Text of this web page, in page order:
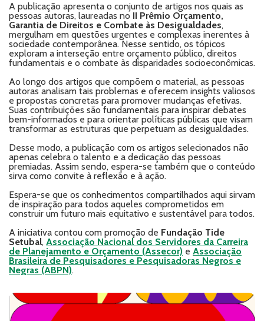
A publicação apresenta o conjunto de artigos nos quais as
pessoas autoras, laureadas no II Prêmio Orçamento,
Garantia de Direitos e Combate às Desigualdades,
mergulham em questões urgentes e complexas inerentes à
sociedade contemporânea. Nesse sentido, os tópicos
exploram a interseção entre orçamento público, direitos
fundamentais e o combate às disparidades socioeconômicas.
Ao longo dos artigos que compõem o material, as pessoas
autoras analisam tais problemas e oferecem insights valiosos
e propostas concretas para promover mudanças efetivas.
Suas contribuições são fundamentais para inspirar debates
bem-informados e para orientar políticas públicas que visam
transformar as estruturas que perpetuam as desigualdades.
Desse modo, a publicação com os artigos selecionados não
apenas celebra o talento e a dedicação das pessoas
premiadas. Assim sendo, espera-se também que o conteúdo
sirva como convite à reflexão e à ação.
Espera-se que os conhecimentos compartilhados aqui sirvam
de inspiração para todos aqueles comprometidos em
construir um futuro mais equitativo e sustentável para todos.
A iniciativa contou com promoção de Fundação Tide
Setubal, Associação Nacional dos Servidores da Carreira
de Planejamento e Orçamento (Assecor) e Associação
Brasileira de Pesquisadores e Pesquisadoras Negros e
Negras (ABPN).